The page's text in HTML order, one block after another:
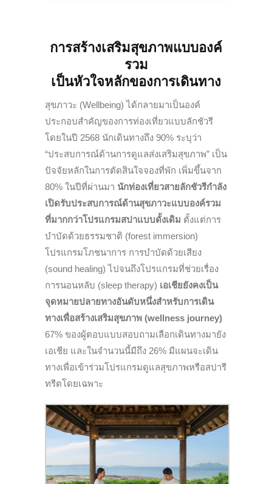
การสร้างเสริมสุขภาพแบบองค์
รวม
เป็นหัวใจหลักของการเดินทาง
สุขภาวะ (Wellbeing) ได้กลายมาเป็นองค์
ประกอบสำคัญของการท่องเที่ยวแบบลักชัวรี
โดยในปี 2568 นักเดินทางถึง 90% ระบุว่า
“ประสบการณ์ด้านการดูแลส่งเสริมสุขภาพ” เป็น
ปัจจัยหลักในการตัดสินใจจองที่พัก เพิ่มขึ้นจาก
80% ในปีที่ผ่านมา นักท่องเที่ยวสายลักชัวรีกำลัง
เปิดรับประสบการณ์ด้านสุขภาวะแบบองค์รวม
ที่มากกว่าโปรแกรมสปาแบบดั้งเดิม ตั้งแต่การ
บำบัดด้วยธรรมชาติ (forest immersion)
โปรแกรมโภชนาการ การบำบัดด้วยเสียง
(sound healing) ไปจนถึงโปรแกรมที่ช่วยเรื่อง
การนอนหลับ (sleep therapy) เอเชียยังคงเป็น
จุดหมายปลายทางอันดับหนึ่งสำหรับการเดิน
ทางเพื่อสร้างเสริมสุขภาพ (wellness journey)
67% ของผู้ตอบแบบสอบถามเลือกเดินทางมายัง
เอเชีย และในจำนวนนี้มีถึง 26% มีแผนจะเดิน
ทางเพื่อเข้าร่วมโปรแกรมดูแลสุขภาพหรือสปารี
ทรีตโดยเฉพาะ